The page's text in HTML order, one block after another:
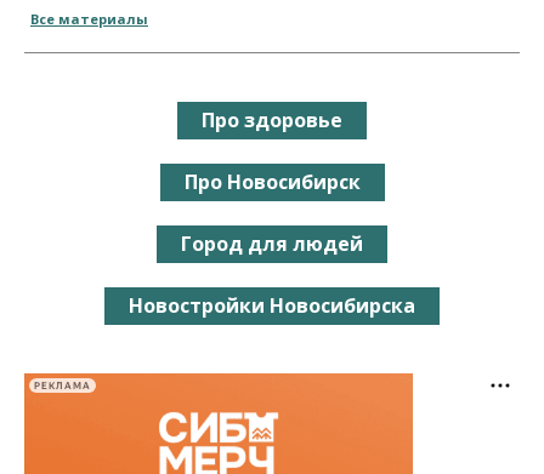
Все материалы
Про здоровье
Про Новосибирск
Город для людей
Новостройки Новосибирска
РЕКЛАМА